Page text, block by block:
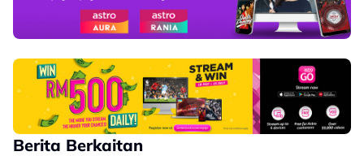
Berita Berkaitan